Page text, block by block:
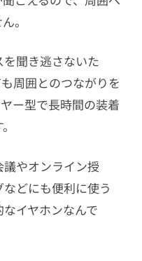
。
聞き逃さないた
周囲とのつながりを
ー型で長時間の装着
やオンライン授
どにも便利に使う
イヤホンなんで